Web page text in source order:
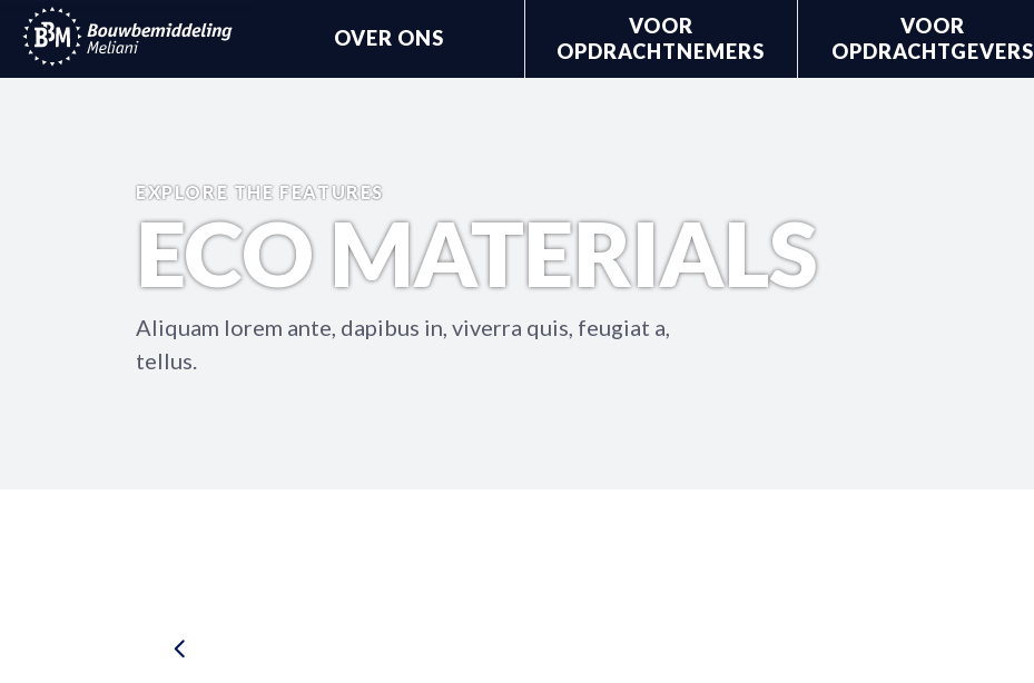
OVER ONS
VOOR
OPDRACHTNEMERS
VOOR
OPDRACHTGEVERS
EXPLORE THE FEATURES
ECO MATERIALS
Aliquam lorem ante, dapibus in, viverra quis, feugiat a,
tellus.